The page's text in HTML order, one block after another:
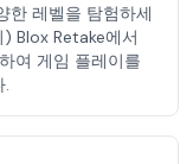
한 레벨을 탐험하세
Blox Retake에서
여 게임 플레이를
.